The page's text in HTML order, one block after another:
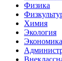
Физика
Химия
Экология
Экономика